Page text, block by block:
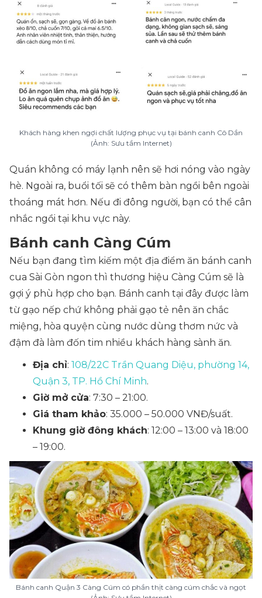
Khách hàng khen ngợi chất lượng phục vụ tại bánh canh Cô Dần
(Ảnh: Sưu tầm Internet)
Quán không có máy lạnh nên sẽ hơi nóng vào ngày
hè. Ngoài ra, buổi tối sẽ có thêm bàn ngồi bên ngoài
thoáng mát hơn. Nếu đi đông người, bạn có thể cân
nhắc ngồi tại khu vực này.
Bánh canh Càng Cúm
Nếu bạn đang tìm kiếm một địa điểm ăn bánh canh
cua Sài Gòn ngon thì thương hiệu Càng Cúm sẽ là
gợi ý phù hợp cho bạn. Bánh canh tại đây được làm
từ gạo nếp chứ không phải gạo tẻ nên ăn chắc
miệng, hòa quyện cùng nước dùng thơm nức và
đậm đà làm đốn tim nhiều khách hàng sành ăn.
Địa chỉ: 108/22C Trần Quang Diệu, phường 14,
Quận 3, TP. Hồ Chí Minh.
Giờ mở cửa: 7:30 – 21:00.
Giá tham khảo: 35.000 – 50.000 VNĐ/suất.
Khung giờ đông khách: 12:00 – 13:00 và 18:00
– 19:00.
Bánh canh Quận 3 Càng Cúm có phần thịt càng cúm chắc và ngọt